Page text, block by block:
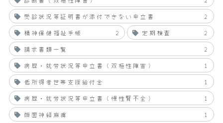
受診状況等証明書が添付できない申立書
2
精神保健福祉手帳
2 定期検査
2
請求書類一覧
2
病歴・就労状況等申立書（双極性障害）
1
低所得者世帯支援給付金
1
病歴・就労状況等申立書（慢性腎不全）
1
顔面神経麻痺
1